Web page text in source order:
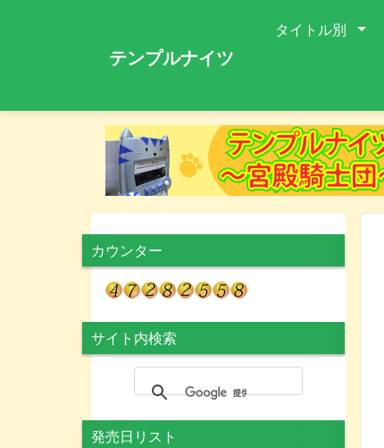
テンプルナイツ
タイトル別
カウンター
サイト内検索
発売日リスト